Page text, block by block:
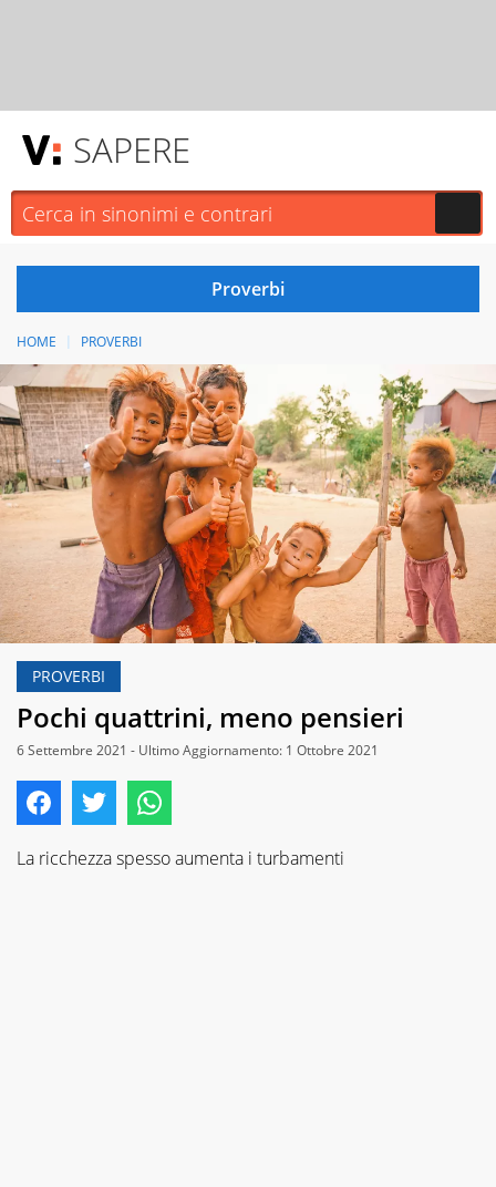
SAPERE
HOME PROVERBI
PROVERBI
Pochi quattrini, meno pensieri
6 Settembre 2021 - Ultimo Aggiornamento: 1 Ottobre 2021
La ricchezza spesso aumenta i turbamenti